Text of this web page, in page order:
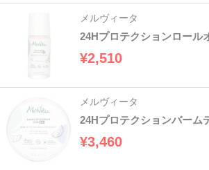
メルヴィータ
24Hプロテクションロール
¥2,510
メルヴィータ
24Hプロテクションバーム
¥3,460